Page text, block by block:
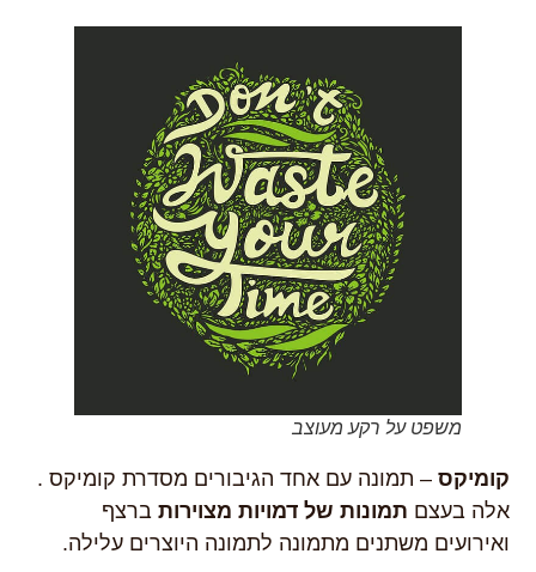
משפט על רקע מעוצב
קומיקס – תמונה עם אחד הגיבורים מסדרת קומיקס .
אלה בעצם תמונות של דמויות מצוירות ברצף
ואירועים משתנים מתמונה לתמונה היוצרים עלילה.